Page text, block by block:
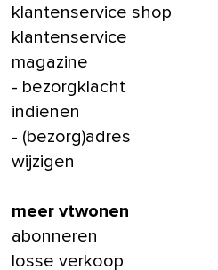
klantenservice shop
klantenservice
magazine
- bezorgklacht
indienen
- (bezorg)adres
wijzigen
meer vtwonen
abonneren
losse verkoop